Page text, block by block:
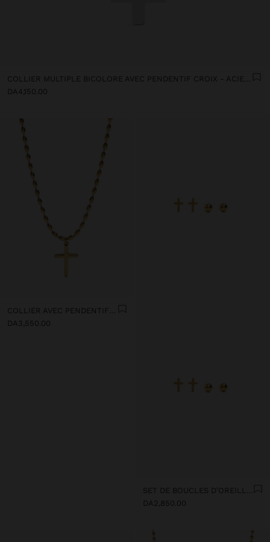
COLLIER MULTIPLE BICOLORE AVEC PENDENTIF CROIX - ACIER INOXYDABLE
DA4,150.00
COLLIER AVEC PENDENTIF DE CROIX - ACIER INOXYDABLE
DA3,550.00
SET DE BOUCLES D’OREILLES SPHÈRE ET CROIX - ACIER INOXYDABLE
DA2,850.00